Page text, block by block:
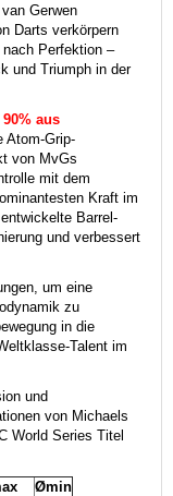
Gerwen
Darts verkörpern
Perfektion –
und Triumph in der
90% aus
Atom-Grip-
von MvGs
mit dem
Kraft im
Barrel-
und verbessert
um eine
zu
in die
Talent im
und
von Michaels
World Series Titel
Ømin